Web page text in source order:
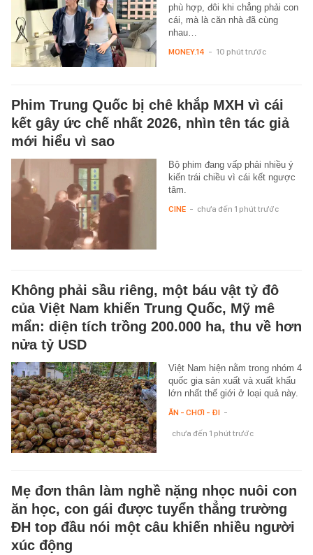
phù hợp, đôi khi chẳng phải con
cái, mà là căn nhà đã cùng
nhau…
MONEY.14 - 10 phút trước
Phim Trung Quốc bị chê khắp MXH vì cái
kết gây ức chế nhất 2026, nhìn tên tác giả
mới hiểu vì sao
Bộ phim đang vấp phải nhiều ý
kiến trái chiều vì cái kết ngược
tâm.
CINE - chưa đến 1 phút trước
Không phải sầu riêng, một báu vật tỷ đô
của Việt Nam khiến Trung Quốc, Mỹ mê
mẩn: diện tích trồng 200.000 ha, thu về hơn
nửa tỷ USD
Việt Nam hiện nằm trong nhóm 4
quốc gia sản xuất và xuất khẩu
lớn nhất thế giới ở loại quả này.
ĂN - CHƠI - ĐI -
chưa đến 1 phút trước
Mẹ đơn thân làm nghề nặng nhọc nuôi con
ăn học, con gái được tuyển thẳng trường
ĐH top đầu nói một câu khiến nhiều người
xúc động